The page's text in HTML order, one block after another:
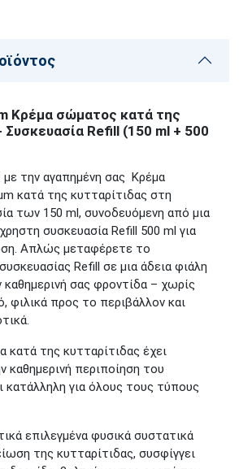
Κρέμα σώματος κατά της
Συσκευασία Refill (150 ml + 500
την αγαπημένη σας Κρέμα
κατά της κυτταρίτιδας στη
των 150 ml, συνοδευόμενη από μια
συσκευασία Refill 500 ml για
Απλώς μεταφέρετε το
Refill σε μια άδεια φιάλη
καθημερινή σας φροντίδα – χωρίς
φιλικά προς το περιβάλλον και
της κυτταρίτιδας έχει
καθημερινή περιποίηση του
κατάλληλη για όλους τους τύπους
επιλεγμένα φυσικά συστατικά
της κυτταρίτιδας, συσφίγγει